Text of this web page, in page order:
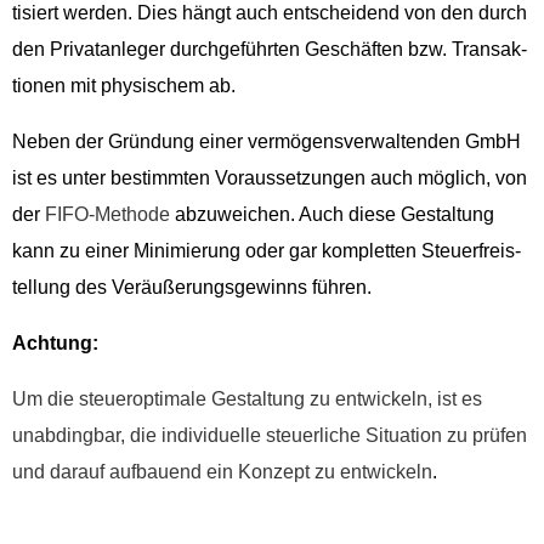
tisiert wer­den. Dies hängt auch entschei­dend von den durch
den Pri­vatan­leger durchge­führten Geschäften bzw. Transak­
tio­nen mit physis­chem ab.
Neben der Grün­dung ein­er ver­mö­gensver­wal­tenden GmbH
ist es unter bes­timmten Voraus­set­zun­gen auch möglich, von
der FIFO-Meth­ode abzuwe­ichen. Auch diese Gestal­tung
kann zu ein­er Min­imierung oder gar kom­plet­ten Steuer­freis­
tel­lung des Veräußerungs­gewinns führen.
Achtung:
Um die steuerop­ti­male Gestal­tung zu entwick­eln, ist es
unab­d­ing­bar, die indi­vidu­elle steuer­liche Sit­u­a­tion zu prüfen
und darauf auf­bauend ein Konzept zu entwick­eln.